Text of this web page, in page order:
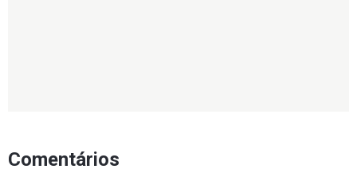
Comentários